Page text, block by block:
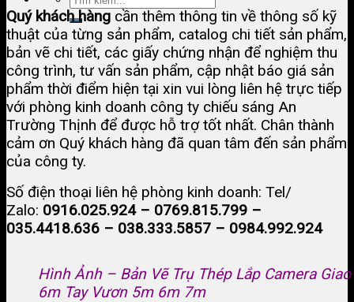
Quý khách hàng cần thêm thông tin về thông số kỹ
thuật của từng sản phẩm, catalog chi tiết sản phẩm,
bản vẽ chi tiết, các giấy chứng nhận để nghiệm thu
công trình, tư vấn sản phẩm, cập nhật báo giá sản
phẩm thời điểm hiện tại xin vui lòng liên hệ trực tiếp
với phòng kinh doanh công ty chiếu sáng An
Trường Thịnh để được hỗ trợ tốt nhất. Chân thành
cảm ơn Quý khách hàng đã quan tâm đến sản phẩm
của công ty.
Số điện thoại liên hệ phòng kinh doanh: Tel/
Zalo: 0916.025.924 – 0769.815.799 –
035.4418.636 – 038.333.5857 – 0984.992.924
Hình Ảnh – Bản Vẽ Trụ Thép Lắp Camera
6m Tay Vươn 5m 6m 7m